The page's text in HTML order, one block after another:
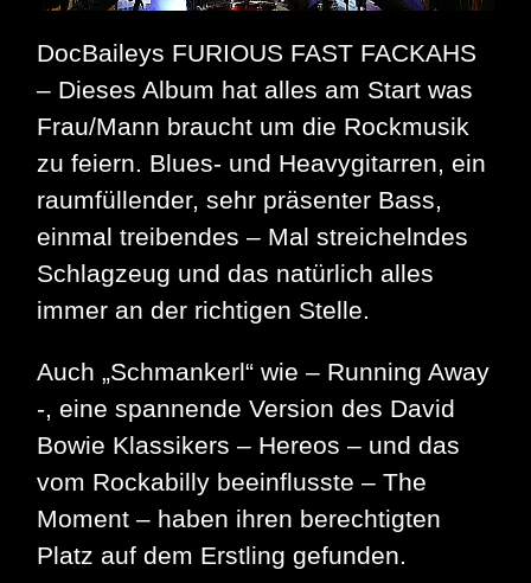
DocBaileys FURIOUS FAST FACKAHS
– Dieses Album hat alles am Start was
Frau/Mann braucht um die Rockmusik
zu feiern. Blues- und Heavygitarren, ein
raumfüllender, sehr präsenter Bass,
einmal treibendes – Mal streichelndes
Schlagzeug und das natürlich alles
immer an der richtigen Stelle.
Auch „Schmankerl“ wie – Running Away
-, eine spannende Version des David
Bowie Klassikers – Hereos – und das
vom Rockabilly beeinflusste – The
Moment – haben ihren berechtigten
Platz auf dem Erstling gefunden.